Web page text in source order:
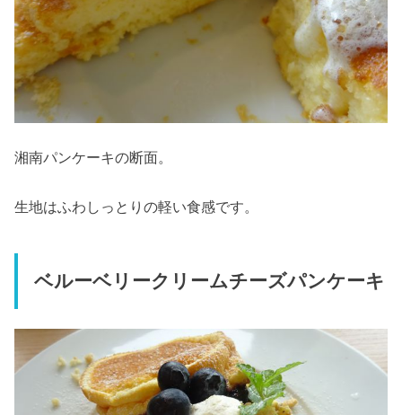
湘南パンケーキの断面。
生地はふわしっとりの軽い食感です。
ベルーベリークリームチーズパンケーキ